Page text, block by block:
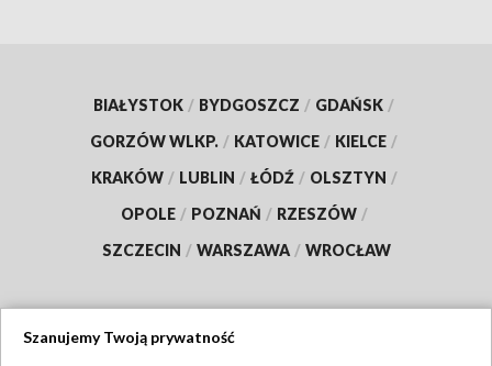
BIAŁYSTOK / BYDGOSZCZ / GDAŃSK /
GORZÓW WLKP. / KATOWICE / KIELCE /
KRAKÓW / LUBLIN / ŁÓDŹ / OLSZTYN /
OPOLE / POZNAŃ / RZESZÓW /
SZCZECIN / WARSZAWA / WROCŁAW
Szanujemy Twoją prywatność